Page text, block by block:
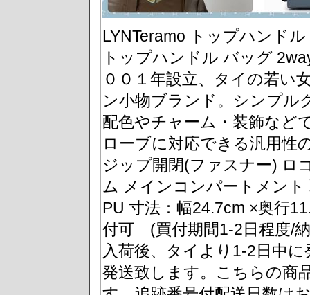
LYNTeramo トップハンド
トップハンドル バッグ
００１年設立、タイの若い
ン小物ブランド。シンプル
配色やチャーム・装飾など
ローブに対応できる汎用性
ジップ開閉(ファスナー) ロ
ム メインコンパートメン
PU 寸法：幅24.7cm ×奥行
付可 (買付期間1-2日程度/
入荷後、タイより1-2日中
発送致します。こちらの商